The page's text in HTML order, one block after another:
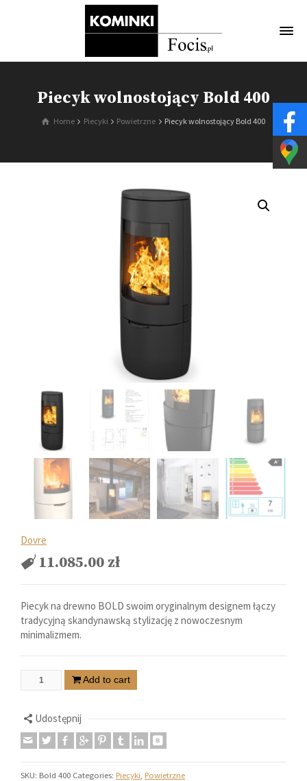
Piecyk wolnostojący Bold 400
Home Piecyki Powietrzne Piecyk wolnostojący Bold 400
Dovre
11.085.00 zł
Piecyk na drewno BOLD swoim oryginalnym designem łączy
tradycyjną skandynawską stylizację z nowoczesnym
minimalizmem.
Add to cart
Udostępnij
SKU: Bold 400 Categories: Piecyki, Powietrzne